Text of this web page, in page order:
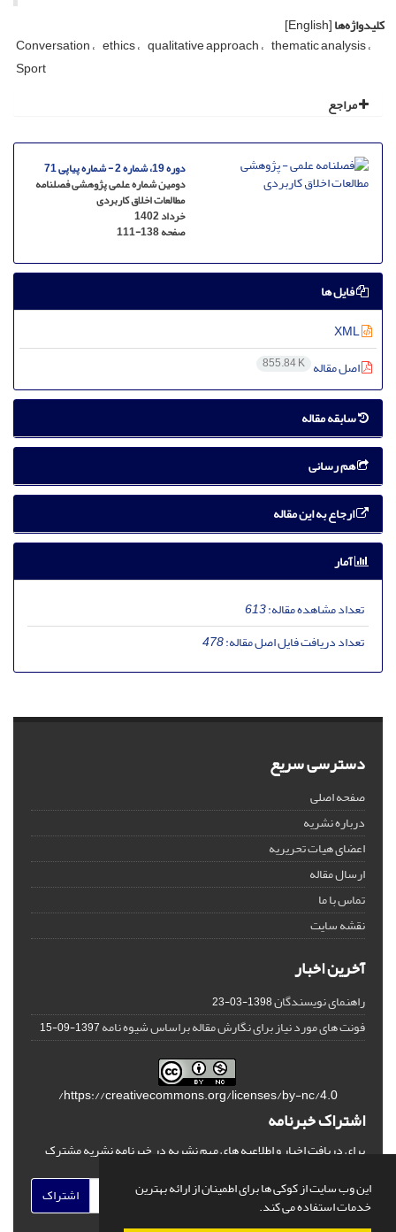
این وب سایت از کوکی ها برای اطمینان از ارائه بهترین
خدمات استفاده می کند.
کلیدواژه‌ها[English]
Conversation ethics qualitative approach thematic analysis
Sport
مراجع
دوره 19، شماره 2 - شماره پیاپی 71
دومین شماره علمی پژوهشی فصلنامه
مطالعات اخلاق کاربردی
خرداد 1402
صفحه111-138
فایل ها
اصل مقاله 855.84 K
سابقه مقاله
هم رسانی
ارجاع به این مقاله
آمار
تعداد مشاهده مقاله:613
تعداد دریافت فایل اصل مقاله:478
دسترسی سریع
صفحه اصلی
درباره نشریه
اعضای هیات تحریریه
ارسال مقاله
تماس با ما
نقشه سایت
آخرین اخبار
راهنمای نویسندگان1398-03-23
فونت های مورد نیاز برای نگارش مقاله براساس شیوه نامه1397-09-15
https://creativecommons.org/licenses/by-nc/4.0/
اشتراک خبرنامه
برای دریافت اخبار و اطلاعیه های مهم نشریه در خبرنامه نشریه مشترک
اشتراک